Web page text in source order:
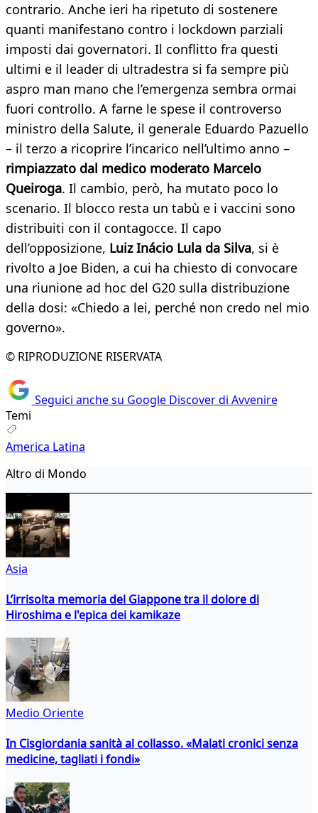
contrario. Anche ieri ha ripetuto di sostenere
quanti manifestano contro i lockdown parziali
imposti dai governatori. Il conflitto fra questi
ultimi e il leader di ultradestra si fa sempre più
aspro man mano che l’emergenza sembra ormai
fuori controllo. A farne le spese il controverso
ministro della Salute, il generale Eduardo Pazuello
– il terzo a ricoprire l’incarico nell’ultimo anno –
rimpiazzato dal medico moderato Marcelo
Queiroga. Il cambio, però, ha mutato poco lo
scenario. Il blocco resta un tabù e i vaccini sono
distribuiti con il contagocce. Il capo
dell’opposizione, Luiz Inácio Lula da Silva, si è
rivolto a Joe Biden, a cui ha chiesto di convocare
una riunione ad hoc del G20 sulla distribuzione
della dosi: «Chiedo a lei, perché non credo nel mio
governo».
© RIPRODUZIONE RISERVATA
Seguici anche su Google Discover di Avvenire
Temi
America Latina
Altro di Mondo
Asia
L’irrisolta memoria del Giappone tra il dolore di
Hiroshima e l'epica dei kamikaze
Medio Oriente
In Cisgiordania sanità al collasso. «Malati cronici senza
medicine, tagliati i fondi»